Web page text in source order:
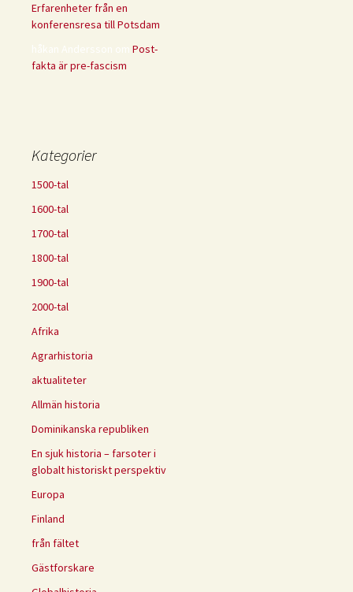
Erfarenheter från en
konferensresa till Potsdam
håkan Andersson om Post-
fakta är pre-fascism
Kategorier
1500-tal
1600-tal
1700-tal
1800-tal
1900-tal
2000-tal
Afrika
Agrarhistoria
aktualiteter
Allmän historia
Dominikanska republiken
En sjuk historia – farsoter i
globalt historiskt perspektiv
Europa
Finland
från fältet
Gästforskare